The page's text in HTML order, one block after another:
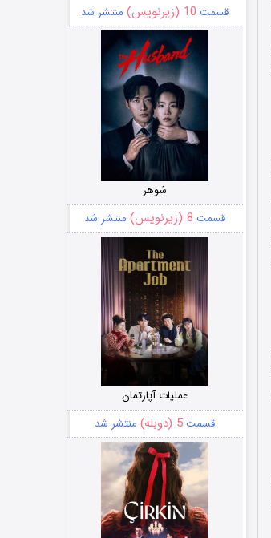
قسمت 10 (زیرنویس) منتشر شد
شوهر
قسمت 8 (زیرنویس) منتشر شد
عملیات آپارتمان
قسمت5 (دوبله) منتشر شد